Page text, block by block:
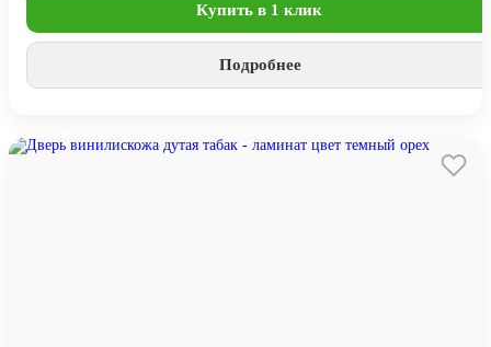
Купить в 1 клик
Подробнее